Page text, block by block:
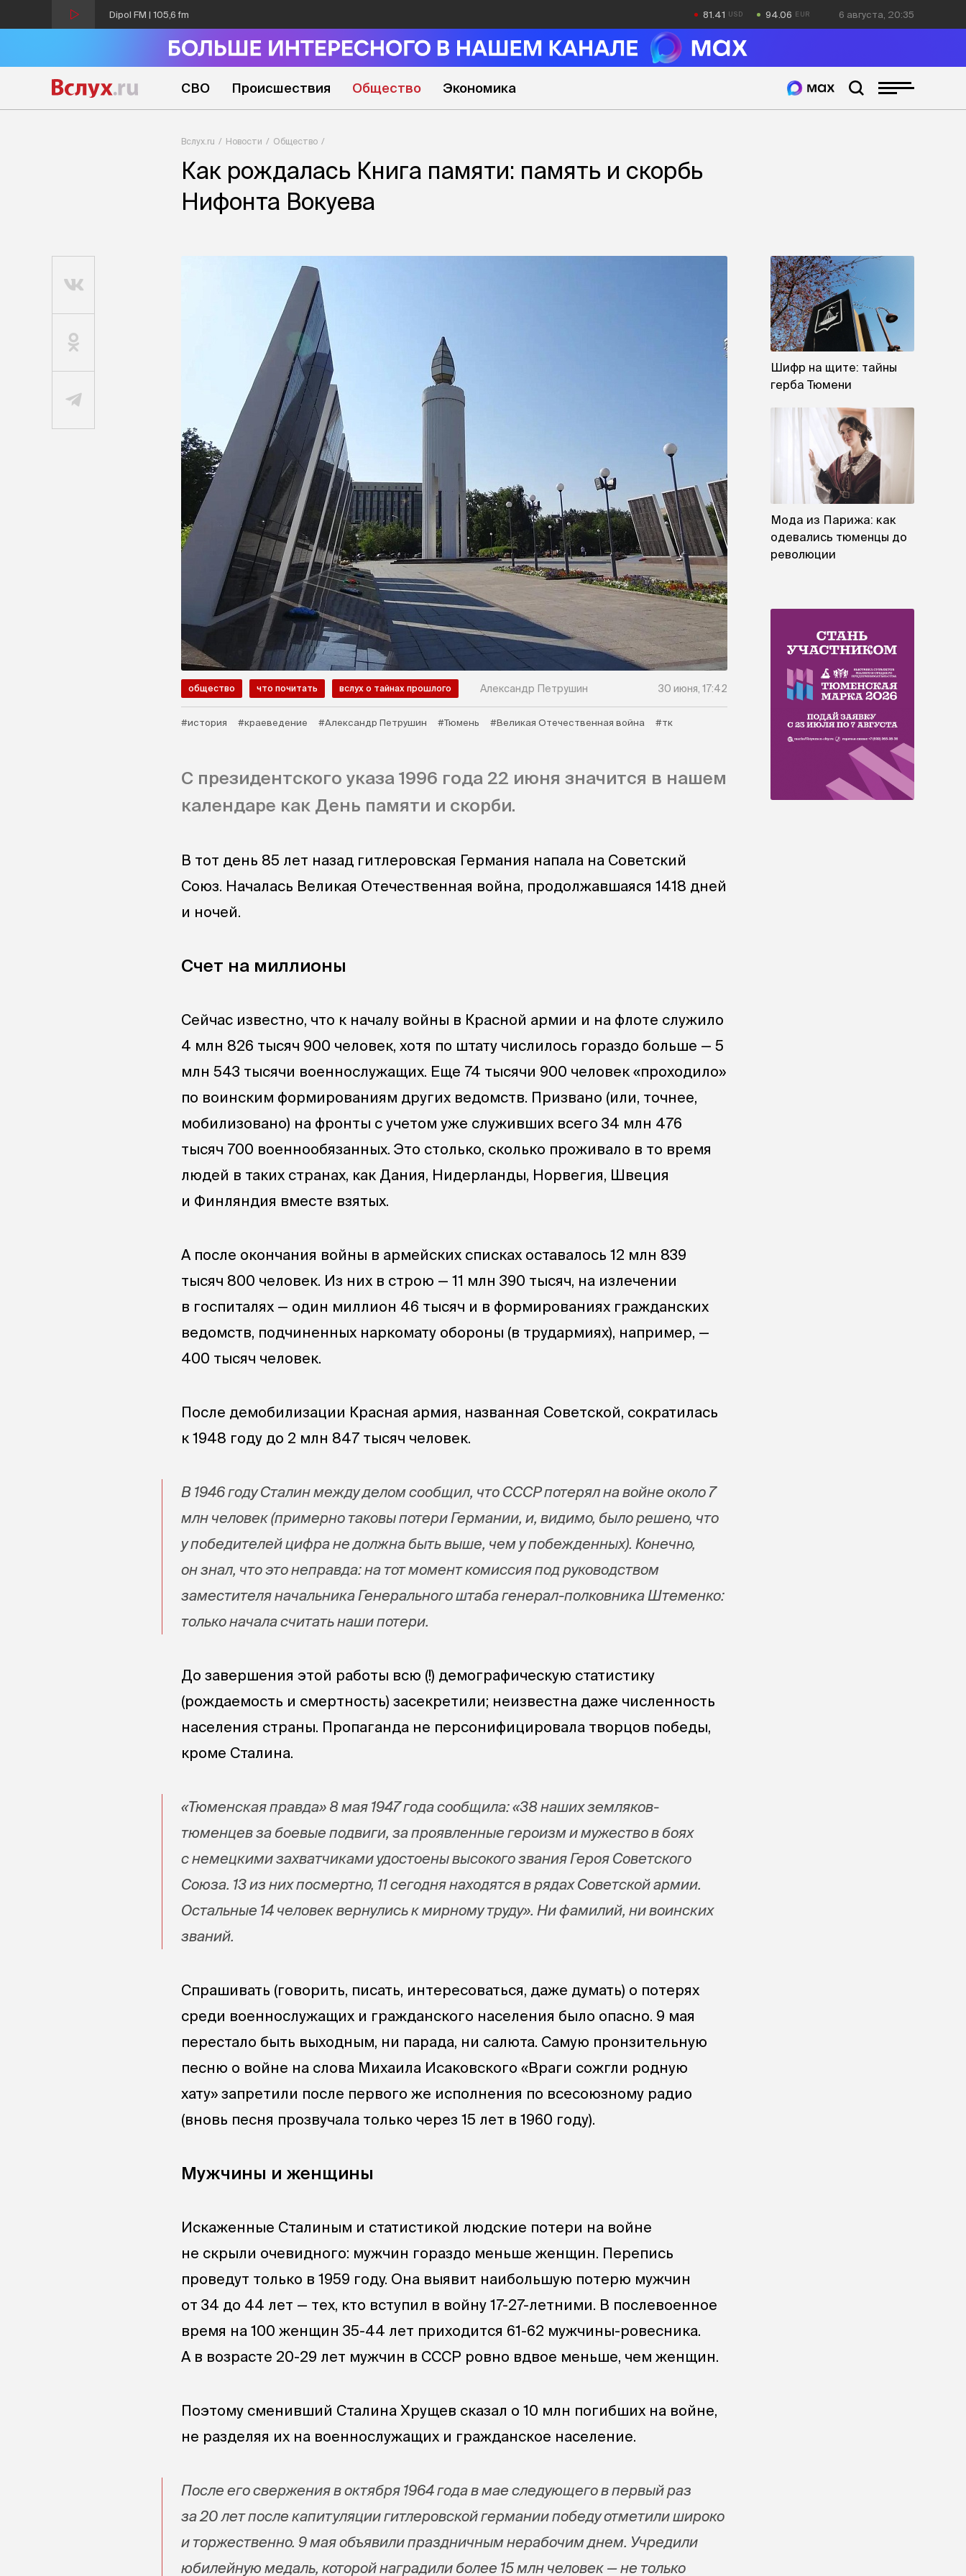
Dipol FM | 105,6 fm 81.41 94.06 6 августа, 20:35
СВО Происшествия Общество Экономика
Вслух.ru Новости Общество
Как рождалась Книга памяти: память и скорбь
Нифонта Вокуева
общество что почитать вслух о тайнах прошлого Александр Петрушин 30 июня, 17:42
#история #краеведение #Александр Петрушин #Тюмень #Великая Отечественная война #тк
С президентского указа 1996 года 22 июня значится в нашем
календаре как День памяти и скорби.
В тот день 85 лет назад гитлеровская Германия напала на Советский
Союз. Началась Великая Отечественная война, продолжавшаяся 1418 дней
и ночей.
Счет на миллионы
Сейчас известно, что к началу войны в Красной армии и на флоте служило
4 млн 826 тысяч 900 человек, хотя по штату числилось гораздо больше — 5
млн 543 тысячи военнослужащих. Еще 74 тысячи 900 человек «проходило»
по воинским формированиям других ведомств. Призвано (или, точнее,
мобилизовано) на фронты с учетом уже служивших всего 34 млн 476
тысяч 700 военнообязанных. Это столько, сколько проживало в то время
людей в таких странах, как Дания, Нидерланды, Норвегия, Швеция
и Финляндия вместе взятых.
А после окончания войны в армейских списках оставалось 12 млн 839
тысяч 800 человек. Из них в строю — 11 млн 390 тысяч, на излечении
в госпиталях — один миллион 46 тысяч и в формированиях гражданских
ведомств, подчиненных наркомату обороны (в трудармиях), например, —
400 тысяч человек.
После демобилизации Красная армия, названная Советской, сократилась
к 1948 году до 2 млн 847 тысяч человек.
В 1946 году Сталин между делом сообщил, что СССР потерял на войне около 7
млн человек (примерно таковы потери Германии, и, видимо, было решено, что
у победителей цифра не должна быть выше, чем у побежденных). Конечно,
он знал, что это неправда: на тот момент комиссия под руководством
заместителя начальника Генерального штаба генерал-полковника Штеменко:
только начала считать наши потери.
До завершения этой работы всю (!) демографическую статистику
(рождаемость и смертность) засекретили; неизвестна даже численность
населения страны. Пропаганда не персонифицировала творцов победы,
кроме Сталина.
«Тюменская правда» 8 мая 1947 года сообщила: «38 наших земляков-
тюменцев за боевые подвиги, за проявленные героизм и мужество в боях
с немецкими захватчиками удостоены высокого звания Героя Советского
Союза. 13 из них посмертно, 11 сегодня находятся в рядах Советской армии.
Остальные 14 человек вернулись к мирному труду». Ни фамилий, ни воинских
званий.
Спрашивать (говорить, писать, интересоваться, даже думать) о потерях
среди военнослужащих и гражданского населения было опасно. 9 мая
перестало быть выходным, ни парада, ни салюта. Самую пронзительную
песню о войне на слова Михаила Исаковского «Враги сожгли родную
хату» запретили после первого же исполнения по всесоюзному радио
(вновь песня прозвучала только через 15 лет в 1960 году).
Мужчины и женщины
Искаженные Сталиным и статистикой людские потери на войне
не скрыли очевидного: мужчин гораздо меньше женщин. Перепись
проведут только в 1959 году. Она выявит наибольшую потерю мужчин
от 34 до 44 лет — тех, кто вступил в войну 17-27-летними. В послевоенное
время на 100 женщин 35-44 лет приходится 61-62 мужчины-ровесника.
А в возрасте 20-29 лет мужчин в СССР ровно вдвое меньше, чем женщин.
Поэтому сменивший Сталина Хрущев сказал о 10 млн погибших на войне,
не разделяя их на военнослужащих и гражданское население.
После его свержения в октября 1964 года в мае следующего в первый раз
за 20 лет после капитуляции гитлеровской германии победу отметили широко
и торжественно. 9 мая объявили праздничным нерабочим днем. Учредили
юбилейную медаль, которой наградили более 15 млн человек — не только
Шифр на щите: тайны
герба Тюмени
Мода из Парижа: как
одевались тюменцы до
революции